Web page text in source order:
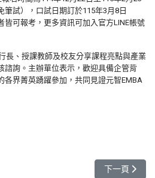
筆試），口試日期訂於115年3月8日
皆可報考，更多資訊可加入官方LINE帳號
長、授課教師及校友分享課程亮點與產業
諮詢。主辦單位表示，歡迎具備企管背
各界菁英踴躍參加，共同見證元智EMBA
下一篇文章:
下一頁